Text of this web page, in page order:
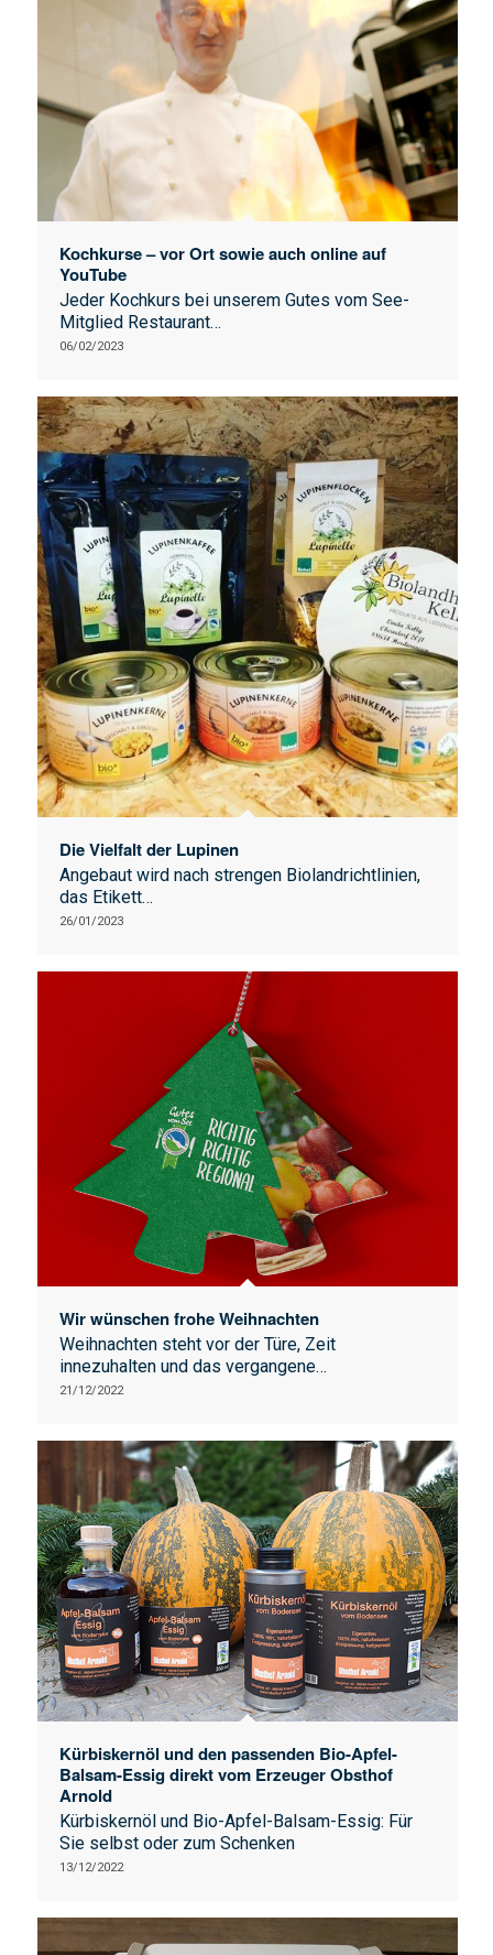
Kochkurse – vor Ort sowie auch online auf
YouTube
Jeder Kochkurs bei unserem Gutes vom See-
Mitglied Restaurant…
06/02/2023
Die Vielfalt der Lupinen
Angebaut wird nach strengen Biolandrichtlinien,
das Etikett…
26/01/2023
Wir wünschen frohe Weihnachten
Weihnachten steht vor der Türe, Zeit
innezuhalten und das vergangene…
21/12/2022
Kürbiskernöl und den passenden Bio-Apfel-
Balsam-Essig direkt vom Erzeuger Obsthof
Arnold
Kürbiskernöl und Bio-Apfel-Balsam-Essig: Für
Sie selbst oder zum Schenken
13/12/2022